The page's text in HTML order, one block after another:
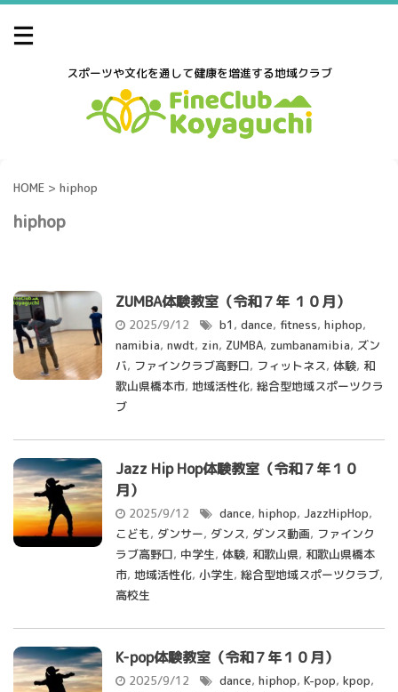
スポーツや文化を通して健康を増進する地域クラブ
HOME > hiphop
hiphop
ZUMBA体験教室（令和７年 １０月）
2025/9/12 b1 , dance, fitness, hiphop,
namibia, nwdt, zin, ZUMBA, zumbanamibia, ズン
バ, ファインクラブ高野口, フィットネス, 体験, 和
歌山県橋本市, 地域活性化, 総合型地域スポーツクラ
ブ
Jazz Hip Hop体験教室（令和７年１０
月）
2025/9/12 dance, hiphop, JazzHipHop,
こども, ダンサー, ダンス, ダンス動画, ファインク
ラブ高野口, 中学生, 体験, 和歌山県, 和歌山県橋本
市, 地域活性化, 小学生, 総合型地域スポーツクラブ,
高校生
K-pop体験教室（令和７年１０月）
2025/9/12 dance, hiphop, K-pop, kpop,